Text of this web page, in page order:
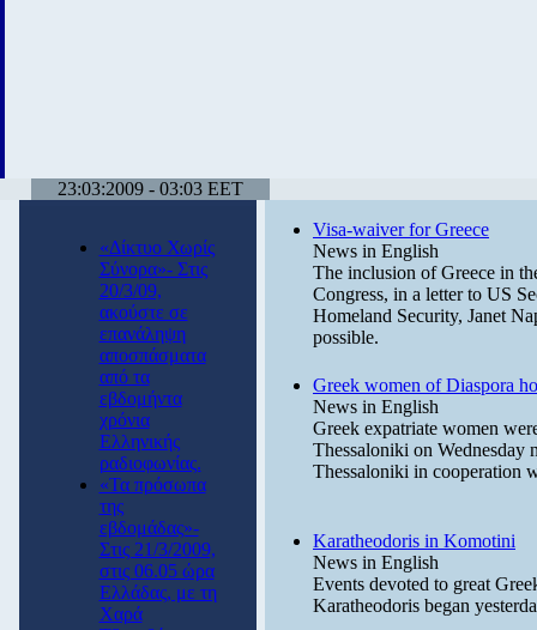
23:03:2009 - 03:03 EET
«Δίκτυο Χωρίς
Σύνορα»- Στις
20/3/09,
ακούστε σε
επανάληψη
αποσπάσματα
από τα
εβδομήντα
χρόνια
Ελληνικής
ραδιοφωνίας.
«Τα πρόσωπα
της
εβδομάδας»-
Στις 21/3/2009,
στις 06.05 ώρα
Ελλάδας, με τη
Χαρά
Visa-waiver for Greece
News in English
The inclusion of Greece in
Congress, in a letter to US
Homeland Security, Janet
possible.
Greek women of Diaspora
News in English
Greek expatriate women
Thessaloniki on Wednesday
Thessaloniki in cooperation
Karatheodoris in Komotini
News in English
Events devoted to great
Karatheodoris began